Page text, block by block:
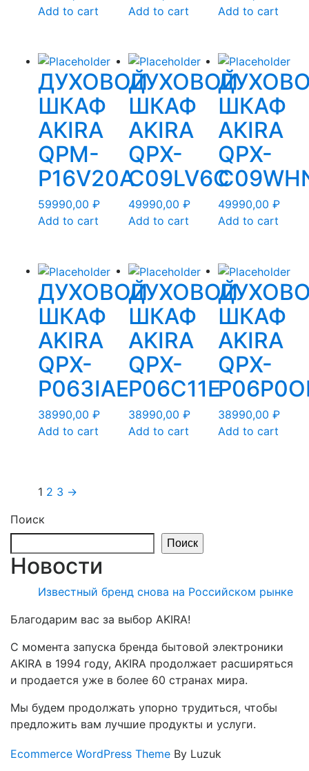
Add to cart
Add to cart
Add to cart
ДУХОВОЙ
ШКАФ
AKIRA
QPM-
P16V20A
59990,00 ₽
Add to cart
ДУХОВОЙ
ШКАФ
AKIRA
QPX-
C09LV6C
49990,00 ₽
Add to cart
ШКАФ
AKIRA
QPX-
49990,00₽
Add to cart
ДУХОВОЙ
ШКАФ
AKIRA
QPX-
P063IAE
38990,00 ₽
Add to cart
ДУХОВОЙ
ШКАФ
AKIRA
QPX-
P06C11E
38990,00 ₽
Add to cart
ШКАФ
AKIRA
QPX-
38990,00₽
Add to cart
1 2 3 →
Поиск
Поиск
Новости
Известный бренд снова на Российском рынке
Благодарим вас за выбор AKIRA!
С момента запуска бренда бытовой электроники
AKIRA в 1994 году, AKIRA продолжает расширяться
и продается уже в более 60 странах мира.
Мы будем продолжать упорно трудиться, чтобы
предложить вам лучшие продукты и услуги.
Ecommerce WordPress Theme By Luzuk